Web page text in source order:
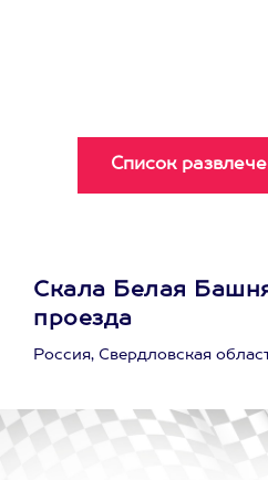
Скала Белая
проезда
Россия, Свердловская